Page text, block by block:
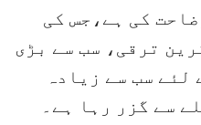
کی ہے،جس کی
ترقی، سب سے بڑی
سب سے زیادہ
سے گزر رہا ہے۔